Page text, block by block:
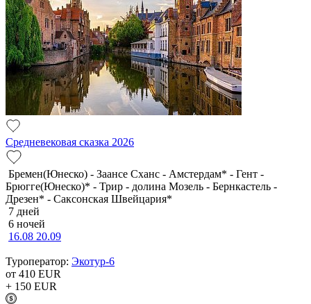
Средневековая сказка 2026
Бремен(Юнеско) - Заансе Сханс - Амстердам* - Гент -
Брюгге(Юнеско)* - Трир - долина Мозель - Бернкастель -
Дрезен* - Саксонская Швейцария*
7 дней
6 ночей
16.08 20.09
Туроператор: Экотур-6
от 410 EUR
+ 150 EUR